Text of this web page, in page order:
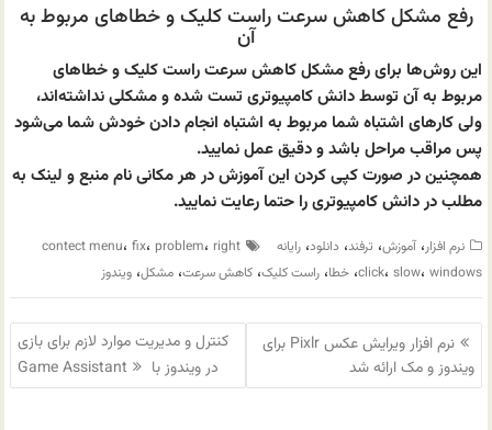
رفع مشکل کاهش سرعت راست کلیک و خطاهای مربوط به
آن
این روش‌ها برای رفع مشکل کاهش سرعت راست کلیک و خطاهای
مربوط به آن توسط دانش کامپیوتری تست شده و مشکلی نداشته‌اند،
ولی کارهای اشتباه شما مربوط به اشتباه انجام دادن خودش شما می‌شود
پس مراقب مراحل باشد و دقیق عمل نمایید.
همچنین در صورت کپی کردن این آموزش در هر مکانی نام منبع و لینک به
مطلب در دانش کامپیوتری را حتما رعایت نمایید.
نرم افزار،آموزش، ترفند، دانلود،رایانه contect menu، fix، problem، right
click، slow، windows ،خطا،راست کلیک،کاهش سرعت،مشکل،ویندوز
راهبری
نوشته
نرم افزار ویرایش عکس Pixlr برای
ویندوز و مک ارائه شد
کنترل و مدیریت موارد لازم برای بازی
در ویندوز با Game Assistant